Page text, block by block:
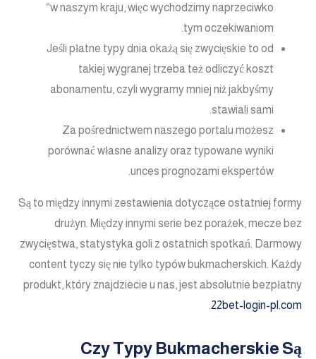
“w naszym kraju, więc wychodzimy naprzeciwko
tym oczekiwaniom.
Jeśli płatne typy dnia okażą się zwycięskie to od
takiej wygranej trzeba też odliczyć koszt
abonamentu, czyli wygramy mniej niż jakbyśmy
stawiali sami.
Za pośrednictwem naszego portalu możesz
porównać własne analizy oraz typowane wyniki
unces prognozami ekspertów.
Są to między innymi zestawienia dotyczące ostatniej formy
drużyn. Między innymi serie bez porażek, mecze bez
zwycięstwa, statystyka goli z ostatnich spotkań. Darmowy
content tyczy się nie tylko typów bukmacherskich. Każdy
produkt, który znajdziecie u nas, jest absolutnie bezpłatny
22bet-login-pl.com
Czy Typy Bukmacherskie Są